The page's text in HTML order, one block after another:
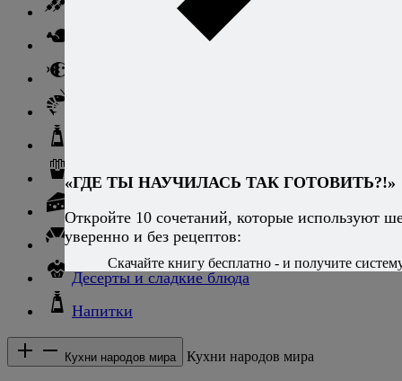
Гарниры
Сыры
Хлеб и выпечка
Десерты и сладкие блюда
Напитки
Кухни народов мира Кухни народов мира
«ГДЕ ТЫ НАУЧИЛАСЬ ТАК ГОТОВИТЬ?!»
Откройте 10 сочетаний, которые используют
уверенно и без рецептов:
Скачайте книгу бесплатно - и получите